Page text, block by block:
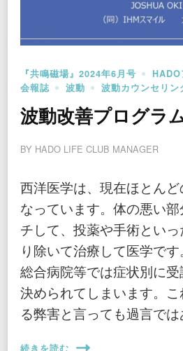
『共鳴磁場』2024年6月号
会報誌
波動 波動カウンセリン
波動改善プログラ
BY HADO LIFE CLUB MANAGER
西洋医学は、現在ほとん
なっています。体の悪い
チして、投薬や手術とい
り除いて治療して医学で
総合病院等では症状別に
決められてしまいます。
る弊害と言っても過言では
続きを読む